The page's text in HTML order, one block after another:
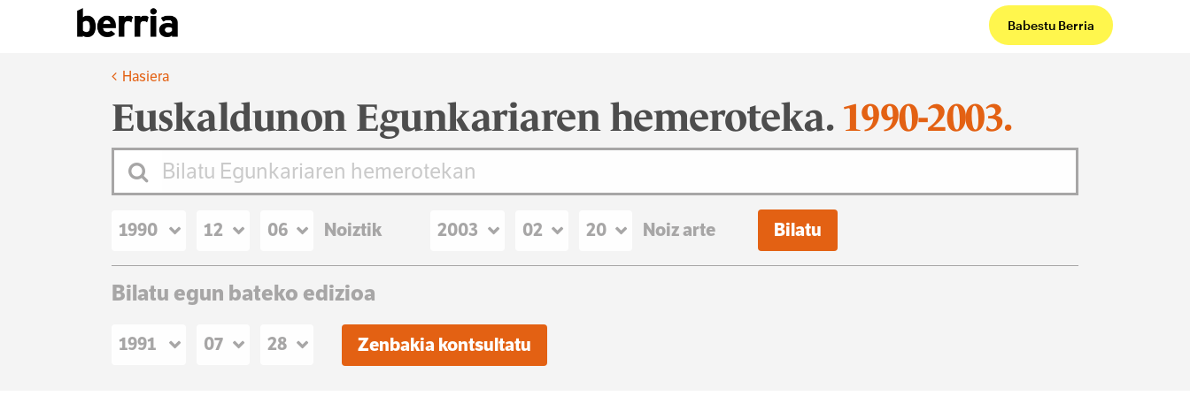
Babestu Berria
Hasiera
Euskaldunon Egunkariaren hemeroteka. 1990-2003.
Noiztik Noiz arte
Bilatu egun bateko edizioa